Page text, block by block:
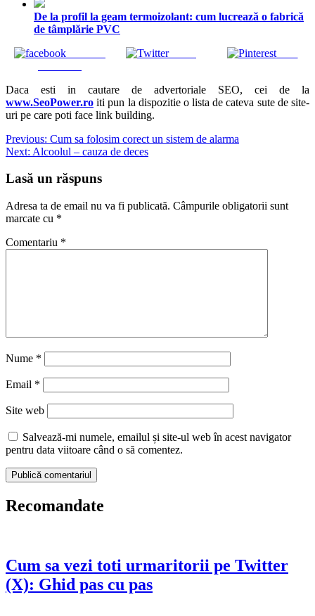
De la profil la geam termoizolant: cum lucrează o fabrică
de tâmplărie PVC
Tweet Save
Daca esti in cautare de advertoriale SEO, cei de la
www.SeoPower.ro iti pun la dispozitie o lista de cateva sute de site-
uri pe care poti face link building.
Navigare
în
articole
Previous: Cum sa folosim corect un sistem de alarma
Next: Alcoolul – cauza de deces
Lasă un răspuns
Adresa ta de email nu va fi publicată. Câmpurile obligatorii sunt
marcate cu *
Comentariu *
Nume *
Email *
Site web
Salvează-mi numele, emailul și site-ul web în acest navigator
pentru data viitoare când o să comentez.
Recomandate
Cum sa vezi toti urmaritorii pe Twitter
(X): Ghid pas cu pas